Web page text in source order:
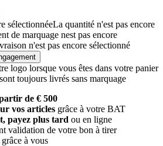
sélectionnéeLa quantité n'est pas encore
de marquage nest pas encore
n'est pas encore sélectionné
logo lorsque vous êtes dans votre panier
toujours livrés sans marquage
de € 500
vos articles grâce à votre BAT
payez plus tard ou en ligne
validation de votre bon à tirer
grâce à vous